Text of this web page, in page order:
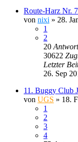
Route-Harz Nr.
von nixi » 28.
1
2
20
30622
Letzter
26. Sep
11. Buggy Club
von UGS » 18.
1
2
3
4